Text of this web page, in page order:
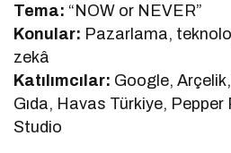
Tema: “NOW or NEVER”
Konular: Pazarlama,
zekâ
Katılımcılar: Google,
Gıda, Havas Türkiye, Pepper
Studio